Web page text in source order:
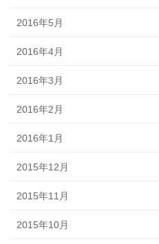
2016年5月
2016年4月
2016年3月
2016年2月
2016年1月
2015年12月
2015年11月
2015年10月